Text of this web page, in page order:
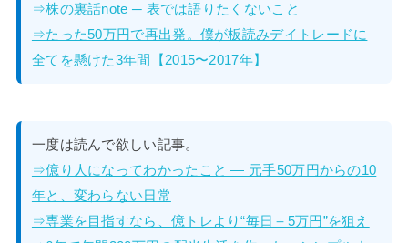
⇒株の裏話note ─ 表では語りたくないこと
⇒たった50万円で再出発。僕が板読みデイトレードに
全てを懸けた3年間【2015〜2017年】
一度は読んで欲しい記事。
⇒億り人になってわかったこと — 元手50万円からの10
年と、変わらない日常
⇒専業を目指すなら、億トレより“毎日＋5万円”を狙え